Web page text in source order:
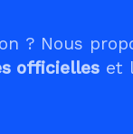
? Nous
officielles et